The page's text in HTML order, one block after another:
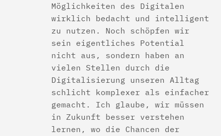
Möglichkeiten des Digitalen
wirklich bedacht und intelligent
zu nutzen. Noch schöpfen wir
sein eigentliches Potential
nicht aus, sondern haben an
vielen Stellen durch die
Digitalisierung unseren Alltag
schlicht komplexer als einfacher
gemacht. Ich glaube, wir müssen
in Zukunft besser verstehen
lernen, wo die Chancen der